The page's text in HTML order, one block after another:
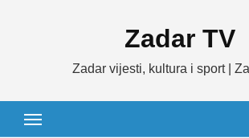
Zadar TV
Zadar vijesti, kultura i sport |